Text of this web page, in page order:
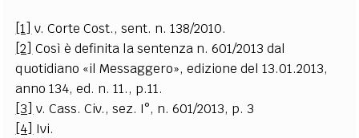
[1] v. Corte Cost., sent. n. 138/2010.
[2] Così è definita la sentenza n. 601/2013 dal
quotidiano «il Messaggero», edizione del 13.01.2013,
anno 134, ed. n. 11., p.11.
[3] v. Cass. Civ., sez. I°, n. 601/2013, p. 3
[4] Ivi.